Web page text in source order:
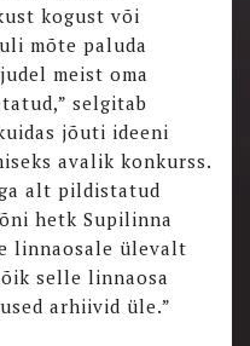
kogust või
mõte paluda
meist oma
selgitab
jõuti ideeni
avalik konkurss.
alt pildistatud
hetk Supilinna
linnaosale ülevalt
selle linnaosa
arhiivid üle.”